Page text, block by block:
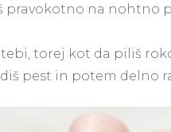
pravokotno na nohtno
torej kot da piliš
pest in potem delno